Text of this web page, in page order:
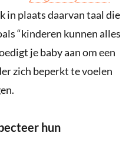
in plaats daarvan taal die
“kinderen kunnen alles
je baby aan om een
zich beperkt te voelen
hun